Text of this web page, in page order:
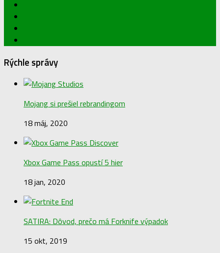
Rýchle správy
Mojang si prešiel rebrandingom
18 máj, 2020
Xbox Game Pass opustí 5 hier
18 jan, 2020
SATIRA: Dôvod, prečo má Forknife výpadok
15 okt, 2019